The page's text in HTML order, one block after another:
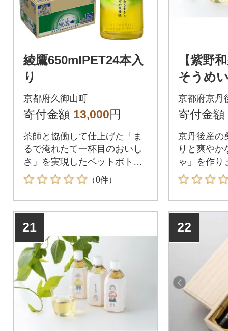
綾鷹650mlPET24本入
り
京都府久御山町
寄付金額 13,000円
茶師と協働して仕上げた「ま
るで淹れたて一杯目のおいし
さ」を実現したペットボトル
のお茶。
（0件）
【紫野
そうめ
本入
京都府京丹
寄付金額
京丹後産の
りと爽やか
ゃ」を作り
食事ともよ
21 22